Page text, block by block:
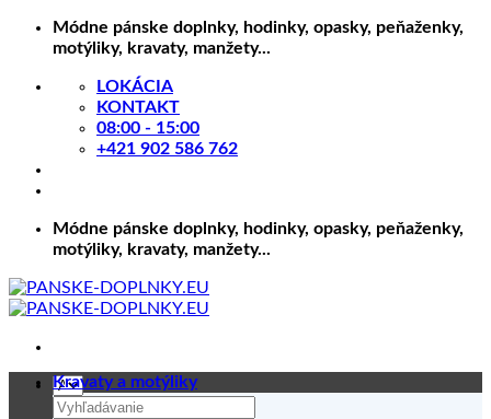
Skip
Módne pánske doplnky, hodinky, opasky, peňaženky,
motýliky, kravaty, manžety...
LOKÁCIA
KONTAKT
08:00 - 15:00
+421 902 586 762
Módne pánske doplnky, hodinky, opasky, peňaženky,
motýliky, kravaty, manžety...
Hľadať:
Kravaty a motýliky